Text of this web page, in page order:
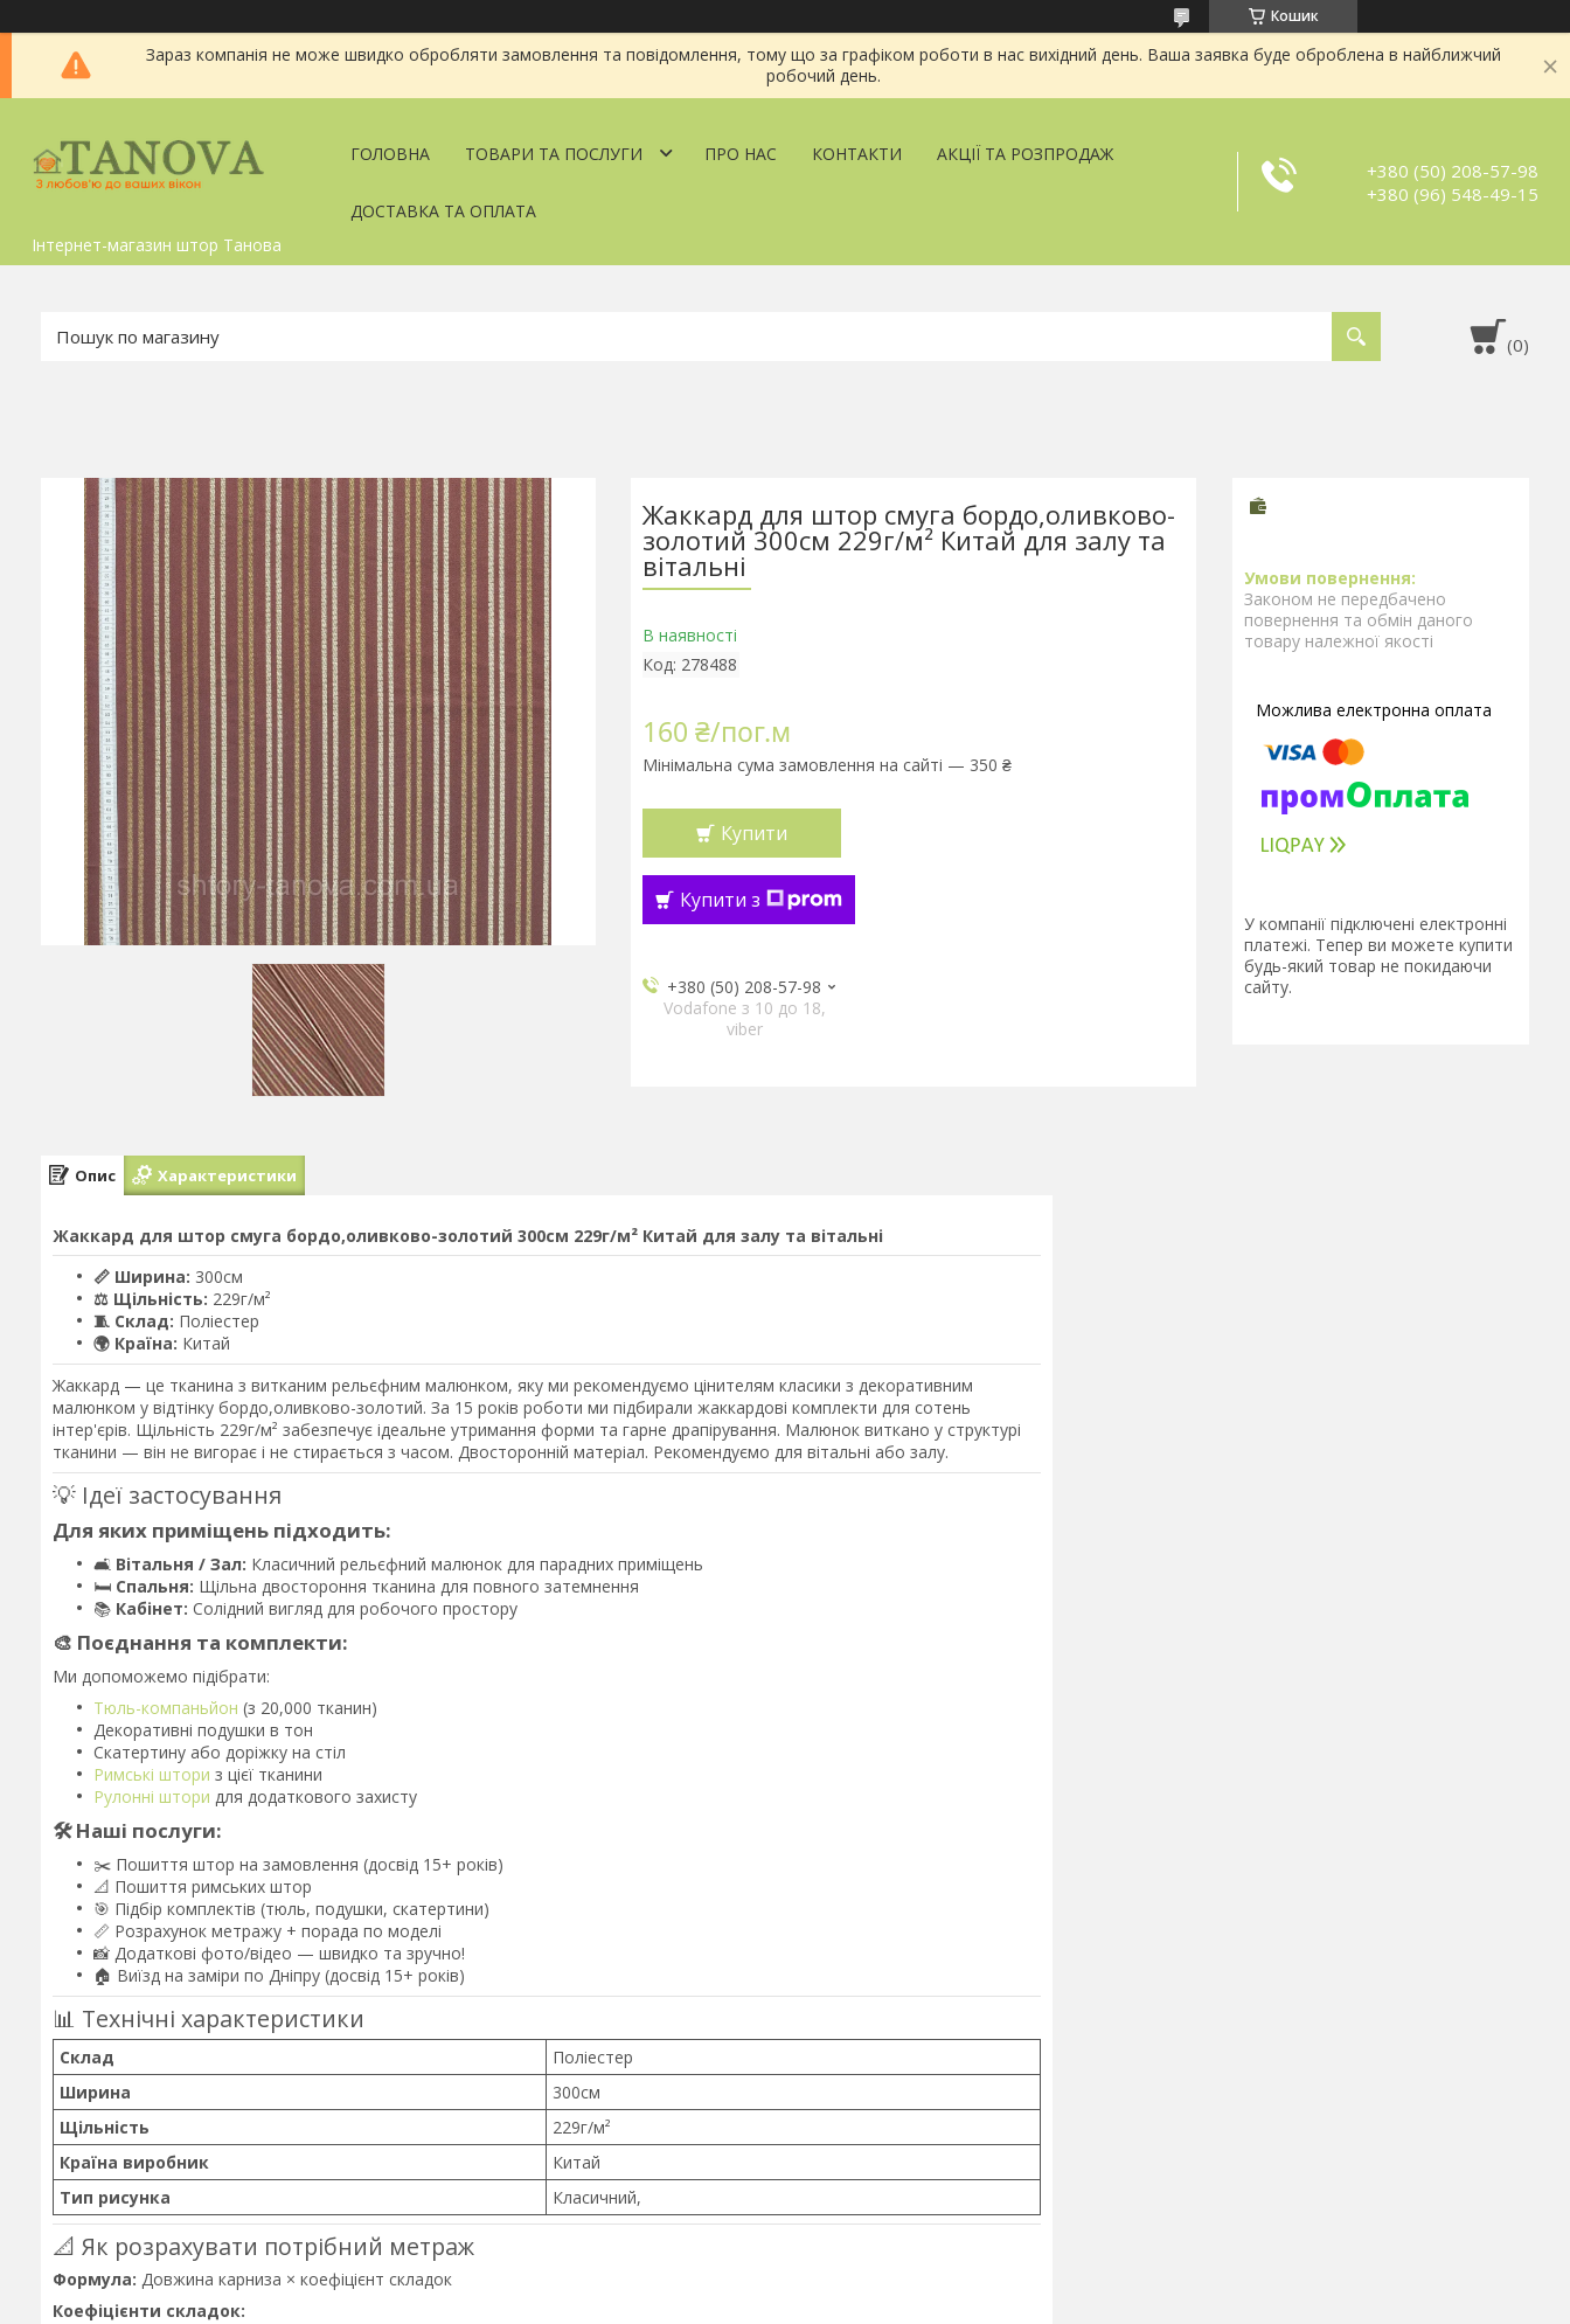
Кошик
Зараз компанія не може швидко обробляти замовлення та повідомлення, тому що за графіком роботи в нас вихідний день. Ваша заявка буде оброблена в найближчий
робочий день.
Інтернет-магазин штор Танова
ГОЛОВНА ТОВАРИ ТА ПОСЛУГИ ПРО НАС КОНТАКТИ АКЦІЇ ТА РОЗПРОДАЖ
ДОСТАВКА ТА ОПЛАТА
+380 (50) 208-57-98
+380 (96) 548-49-15
Жаккард для штор смуга бордо,оливково-
золотий 300см 229г/м² Китай для залу та
вітальні
В наявності
Код: 278488
160 ₴/пог.м
Мінімальна сума замовлення на сайті — 350 ₴
Купити
Купити з
+380 (50) 208-57-98
Vodafone з 10 до 18,
viber
Законом не передбачено
повернення та обмін даного
товару належної якості
У компанії підключені електронні
платежі. Тепер ви можете купити
будь-який товар не покидаючи
сайту.
Опис Характеристики
Жаккард для штор смуга бордо,оливково-золотий 300см 229г/м² Китай для залу та вітальні
📏 Ширина: 300см
⚖️ Щільність: 229г/м²
🧵 Склад: Поліестер
🌍 Країна: Китай
Жаккард — це тканина з витканим рельєфним малюнком, яку ми рекомендуємо цінителям класики з декоративним
малюнком у відтінку бордо,оливково-золотий. За 15 років роботи ми підбирали жаккардові комплекти для сотень
інтер'єрів. Щільність 229г/м² забезпечує ідеальне утримання форми та гарне драпірування. Малюнок виткано у структурі
тканини — він не вигорає і не стирається з часом. Двосторонній матеріал. Рекомендуємо для вітальні або залу.
💡 Ідеї застосування
Для яких приміщень підходить:
🛋️ Вітальня / Зал: Класичний рельєфний малюнок для парадних приміщень
🛏️ Спальня: Щільна двостороння тканина для повного затемнення
📚 Кабінет: Солідний вигляд для робочого простору
🎨 Поєднання та комплекти:
Ми допоможемо підібрати:
Тюль-компаньйон (з 20,000 тканин)
Декоративні подушки в тон
Скатертину або доріжку на стіл
Римські штори з цієї тканини
Рулонні штори для додаткового захисту
🛠️ Наші послуги:
✂️ Пошиття штор на замовлення (досвід 15+ років)
📐 Пошиття римських штор
🎯 Підбір комплектів (тюль, подушки, скатертини)
📏 Розрахунок метражу + порада по моделі
📸 Додаткові фото/відео — швидко та зручно!
🏠 Виїзд на заміри по Дніпру (досвід 15+ років)
📊 Технічні характеристики
Склад
Поліестер
Ширина
300см
Щільність
229г/м²
Країна виробник
Китай
Тип рисунка
Класичний,
📐 Як розрахувати потрібний метраж
Формула: Довжина карниза × коефіцієнт складок
Коефіцієнти складок: